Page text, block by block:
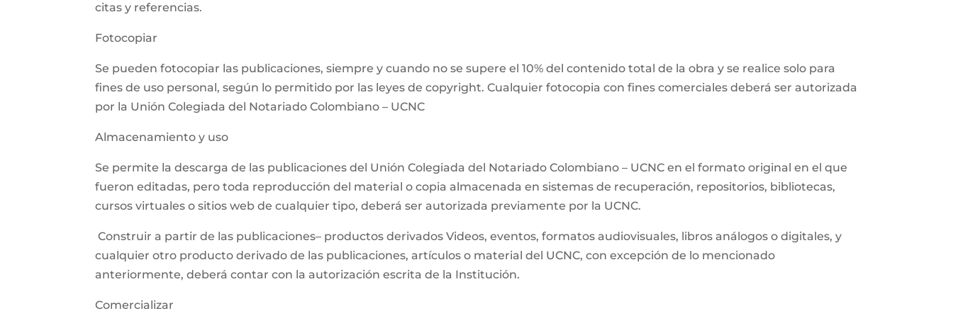
citas y referencias.
Fotocopiar
Se pueden fotocopiar las publicaciones, siempre y cuando no se supere el 10% del contenido total de la obra y se realice solo para
fines de uso personal, según lo permitido por las leyes de copyright. Cualquier fotocopia con fines comerciales deberá ser autorizada
por la Unión Colegiada del Notariado Colombiano – UCNC
Almacenamiento y uso
Se permite la descarga de las publicaciones del Unión Colegiada del Notariado Colombiano – UCNC en el formato original en el que
fueron editadas, pero toda reproducción del material o copia almacenada en sistemas de recuperación, repositorios, bibliotecas,
cursos virtuales o sitios web de cualquier tipo, deberá ser autorizada previamente por la UCNC.
Construir a partir de las publicaciones– productos derivados Videos, eventos, formatos audiovisuales, libros análogos o digitales, y
cualquier otro producto derivado de las publicaciones, artículos o material del UCNC, con excepción de lo mencionado
anteriormente, deberá contar con la autorización escrita de la Institución.
Comercializar